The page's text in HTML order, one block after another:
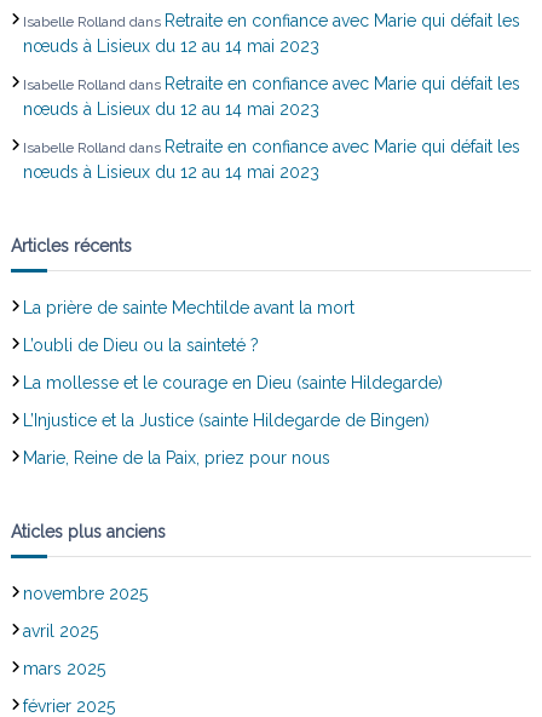
c
e
Isabelle Rolland dans Retraite en confiance avec Marie qui défait les
nœuds à Lisieux du 12 au 14 mai 2023
Isabelle Rolland dans Retraite en confiance avec Marie qui défait les
nœuds à Lisieux du 12 au 14 mai 2023
Isabelle Rolland dans Retraite en confiance avec Marie qui défait les
nœuds à Lisieux du 12 au 14 mai 2023
Articles récents
La prière de sainte Mechtilde avant la mort
L’oubli de Dieu ou la sainteté ?
La mollesse et le courage en Dieu (sainte Hildegarde)
L’Injustice et la Justice (sainte Hildegarde de Bingen)
Marie, Reine de la Paix, priez pour nous
Aticles plus anciens
novembre 2025
avril 2025
mars 2025
février 2025